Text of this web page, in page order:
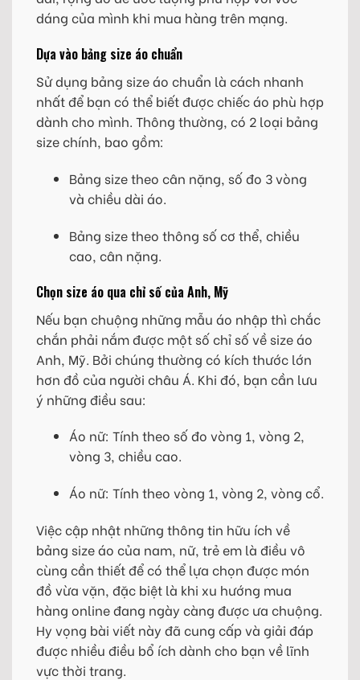
dáng của mình khi mua hàng trên mạng.
Dựa vào bảng size áo chuẩn
Sử dụng bảng size áo chuẩn là cách nhanh
nhất để bạn có thể biết được chiếc áo phù hợp
dành cho mình. Thông thường, có 2 loại bảng
size chính, bao gồm:
Bảng size theo cân nặng, số đo 3 vòng
và chiều dài áo.
Bảng size theo thông số cơ thể, chiều
cao, cân nặng.
Chọn size áo qua chỉ số của Anh, Mỹ
Nếu bạn chuộng những mẫu áo nhập thì chắc
chắn phải nắm được một số chỉ số về size áo
Anh, Mỹ. Bởi chúng thường có kích thước lớn
hơn đồ của người châu Á. Khi đó, bạn cần lưu
ý những điều sau:
Áo nữ: Tính theo số đo vòng 1, vòng 2,
vòng 3, chiều cao.
Áo nữ: Tính theo vòng 1, vòng 2, vòng cổ.
Việc cập nhật những thông tin hữu ích về
bảng size áo của nam, nữ, trẻ em là điều vô
cùng cần thiết để có thể lựa chọn được món
đồ vừa vặn, đặc biệt là khi xu hướng mua
hàng online đang ngày càng được ưa chuộng.
Hy vọng bài viết này đã cung cấp và giải đáp
được nhiều điều bổ ích dành cho bạn về lĩnh
vực thời trang.